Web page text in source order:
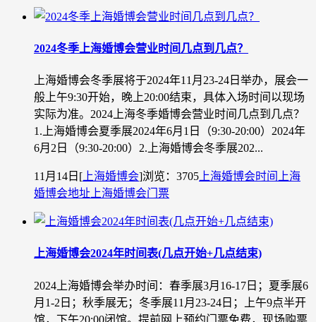
2024冬季上海婚博会营业时间几点到几点？
上海婚博会冬季展将于2024年11月23-24日举办，展会一
般上午9:30开始，晚上20:00结束，具体入场时间以现场
实际为准。2024上海冬季婚博会营业时间几点到几点？
1.上海婚博会夏季展2024年6月1日（9:30-20:00）2024年
6月2日（9:30-20:00）2.上海婚博会冬季展202...
11月14日 [ 上海婚博会]浏览：3705 上海婚博会时间
上海
婚博会地址 上海婚博会门票
上海婚博会2024年时间表(几点开始+几点结束)
2024上海婚博会举办时间：春季展3月16-17日；夏季展6
月1-2日；秋季展无；冬季展11月23-24日；上午9点半开
馆，下午20:00闭馆。提前网上预约门票免费，现场购票